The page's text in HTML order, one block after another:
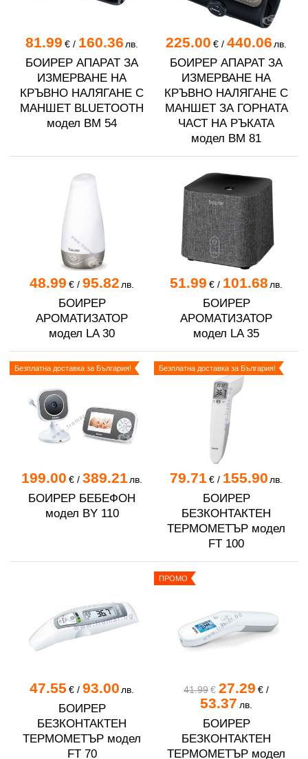
81.99 €/ 160.36 лв.
БОИРЕР АПАРАТ ЗА
ИЗМЕРВАНЕ НА
КРЪВНО НАЛЯГАНЕ С
МАНШЕТ BLUETOOTH
модел BM 54
225.00 €/ 440.06 лв.
БОИРЕР АПАРАТ ЗА
ИЗМЕРВАНЕ НА
КРЪВНО НАЛЯГАНЕ С
МАНШЕТ ЗА ГОРНАТА
ЧАСТ НА РЪКАТА
модел BM 81
48.99 €/ 95.82 лв.
БОИРЕР
АРОМАТИЗАТОР
модел LA 30
51.99 €/ 101.68 лв.
БОИРЕР
АРОМАТИЗАТОР
модел LA 35
199.00 €/ 389.21лв.
БОИРЕР БЕБЕФОН
модел BY 110
Безплатна доставка за България!
79.71 €/ 155.90 лв.
БОИРЕР
БЕЗКОНТАКТЕН
ТЕРМОМЕТЪР модел
FT 100
Безплатна доставка за България!
47.55 €/ 93.00 лв.
БОИРЕР
БЕЗКОНТАКТЕН
ТЕРМОМЕТЪР модел
FT 70
41.99€ 27.29 €/
53.37 лв.
БОИРЕР
БЕЗКОНТАКТЕН
ТЕРМОМЕТЪР модел
ПРОМО